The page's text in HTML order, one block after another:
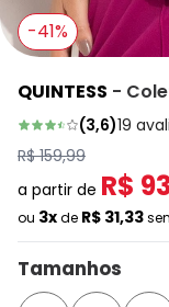
-41%
QUINTESS -
(3,6)19
R$ 159,99
a partir de R$
ou 3xde R$ 31,33
Tamanhos